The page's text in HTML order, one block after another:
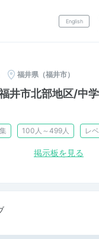
English
福井県（福井市）
井市北部地区/中
100人～499人 レ
掲示板を見る